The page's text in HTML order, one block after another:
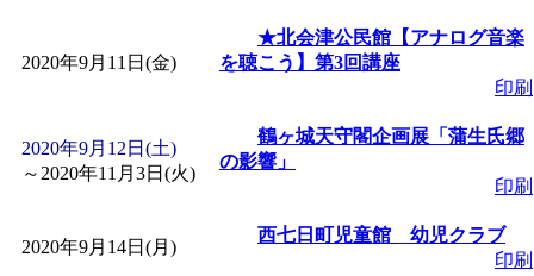
みなづる号乗車体
de 健康づくり」」 受
2020年9月11日(金)
★北会津公民館【アナログ音楽
を聴こう】第3回講座
印刷
2020年9月12日(土)
～ 2020年11月3日(火)
鶴ヶ城天守閣企画展「蒲生氏郷
の影響」
印刷
2020年9月14日(月)
西七日町児童館 幼児クラブ
印刷